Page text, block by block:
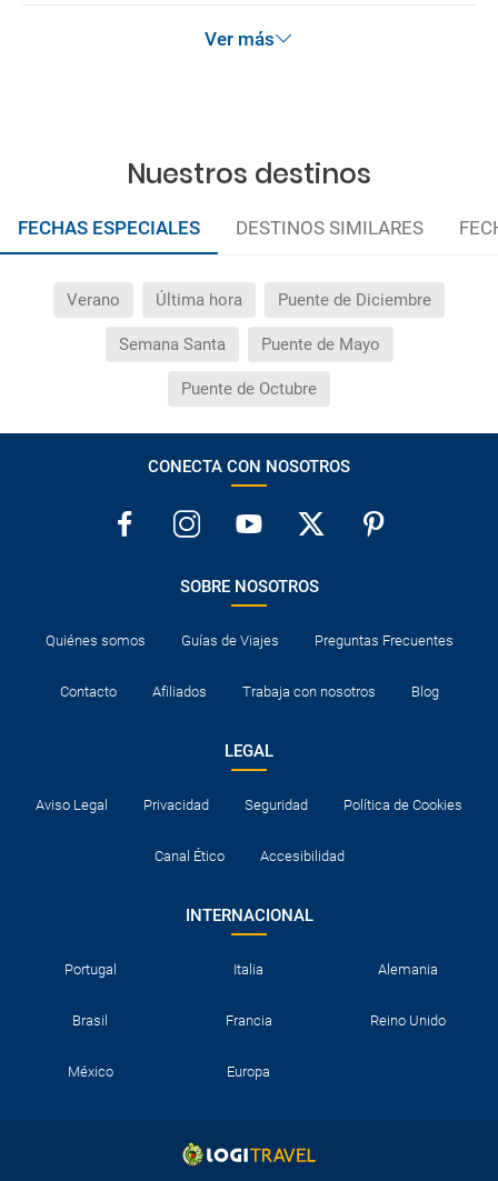
Ver más
Nuestros destinos
FECHAS ESPECIALES DESTINOS SIMILARES
Verano Última hora Puente de Diciembre
Semana Santa Puente de Mayo
Puente de Octubre
CONECTA CON NOSOTROS
SOBRE NOSOTROS
Quiénes somos Guías de Viajes Preguntas Frecuentes
Contacto Afiliados Trabaja con nosotros Blog
LEGAL
Aviso Legal Privacidad Seguridad Política de Cookies
Canal Ético Accesibilidad
INTERNACIONAL
Portugal Italia Alemania
Brasil Francia Reino Unido
México Europa